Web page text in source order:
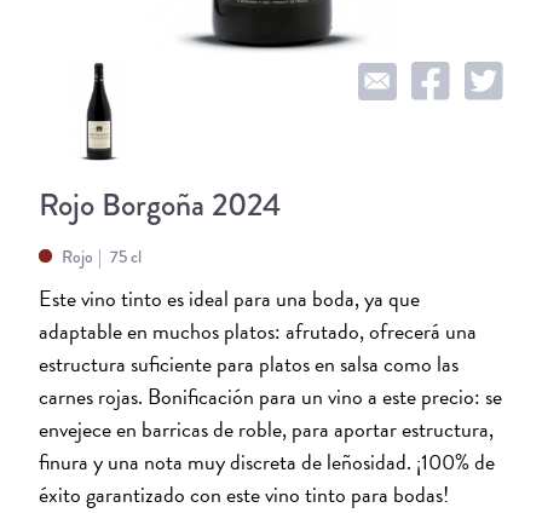
Rojo Borgoña 2024
Rojo 75 cl
Este vino tinto es ideal para una boda, ya que
adaptable en muchos platos: afrutado, ofrecerá una
estructura suficiente para platos en salsa como las
carnes rojas. Bonificación para un vino a este precio: se
envejece en barricas de roble, para aportar estructura,
finura y una nota muy discreta de leñosidad. ¡100% de
éxito garantizado con este vino tinto para bodas!